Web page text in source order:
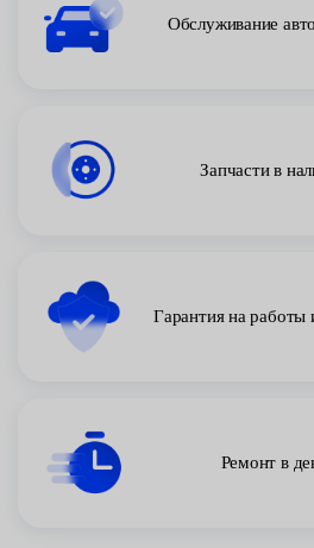
Обслуживание
Запчасти в
Гарантия на работы
Ремонт в